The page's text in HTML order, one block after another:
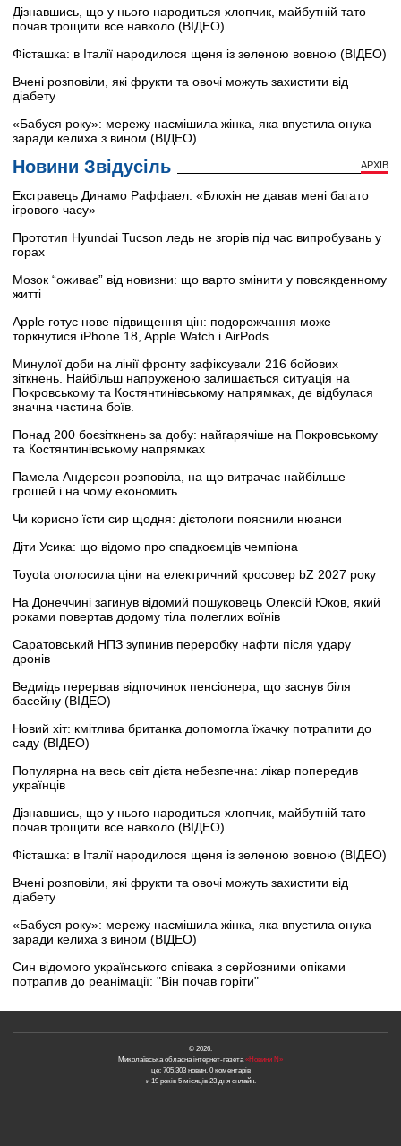
Дізнавшись, що у нього народиться хлопчик, майбутній тато
почав трощити все навколо (ВІДЕО)
Фісташка: в Італії народилося щеня із зеленою вовною (ВІДЕО)
Вчені розповіли, які фрукти та овочі можуть захистити від
діабету
«Бабуся року»: мережу насмішила жінка, яка впустила онука
заради келиха з вином (ВІДЕО)
Новини Звідусіль АРХІВ
Ексгравець Динамо Раффаел: «Блохін не давав мені багато
ігрового часу»
Прототип Hyundai Tucson ледь не згорів під час випробувань у
горах
Мозок “оживає” від новизни: що варто змінити у повсякденному
житті
Apple готує нове підвищення цін: подорожчання може
торкнутися iPhone 18, Apple Watch і AirPods
Минулої доби на лінії фронту зафіксували 216 бойових
зіткнень. Найбільш напруженою залишається ситуація на
Покровському та Костянтинівському напрямках, де відбулася
значна частина боїв.
Понад 200 боєзіткнень за добу: найгарячіше на Покровському
та Костянтинівському напрямках
Памела Андерсон розповіла, на що витрачає найбільше
грошей і на чому економить
Чи корисно їсти сир щодня: дієтологи пояснили нюанси
Діти Усика: що відомо про спадкоємців чемпіона
Toyota оголосила ціни на електричний кросовер bZ 2027 року
На Донеччині загинув відомий пошуковець Олексій Юков, який
роками повертав додому тіла полеглих воїнів
Саратовський НПЗ зупинив переробку нафти після удару
дронів
Ведмідь перервав відпочинок пенсіонера, що заснув біля
басейну (ВІДЕО)
Новий хіт: кмітлива британка допомогла їжачку потрапити до
саду (ВІДЕО)
Популярна на весь світ дієта небезпечна: лікар попередив
українців
Дізнавшись, що у нього народиться хлопчик, майбутній тато
почав трощити все навколо (ВІДЕО)
Фісташка: в Італії народилося щеня із зеленою вовною (ВІДЕО)
Вчені розповіли, які фрукти та овочі можуть захистити від
діабету
«Бабуся року»: мережу насмішила жінка, яка впустила онука
заради келиха з вином (ВІДЕО)
Син відомого українського співака з серйозними опіками
потрапив до реанімації: "Він почав горіти"
© 2026.
Миколаївська обласна інтернет-газета «Новини N»
це: 705,303 новин, 0 коментарів
и 19 років 5 місяців 23 дня онлайн.